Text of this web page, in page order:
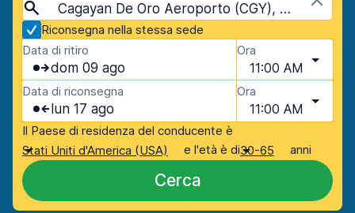
Cagayan De Oro Aeroporto (CGY), Cagayan De Oro, Filippine
Riconsegna nella stessa sede
Data di ritiro
dom 09 ago
Ora
11:00 AM
Data di riconsegna
lun 17 ago
Ora
11:00 AM
Il Paese di residenza del conducente è
Stati Uniti d'America (USA)
e l'età è di30-65 anni
Cerca